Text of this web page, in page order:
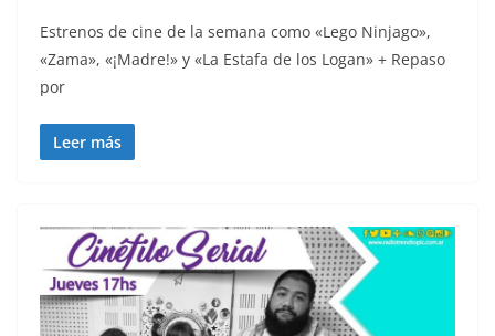
Estrenos de cine de la semana como «Lego Ninjago»,
«Zama», «¡Madre!» y «La Estafa de los Logan» + Repaso
por
Leer más